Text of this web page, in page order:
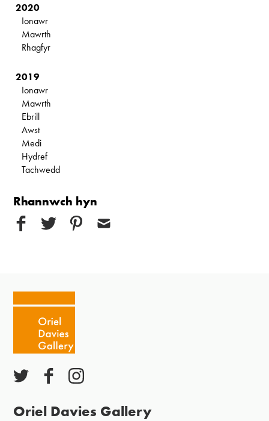
2020
Ionawr
Mawrth
Rhagfyr
2019
Ionawr
Mawrth
Ebrill
Awst
Medi
Hydref
Tachwedd
Rhannwch hyn
Oriel Davies Gallery